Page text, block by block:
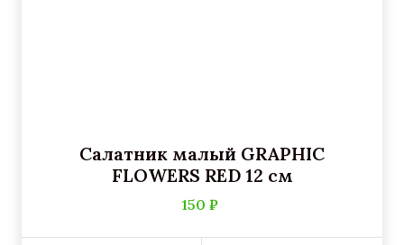
Салатник малый GRAPHIC
FLOWERS RED 12 см
150 ₽